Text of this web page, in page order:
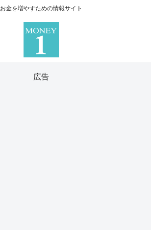
お金を増やすための情報サイト
広告